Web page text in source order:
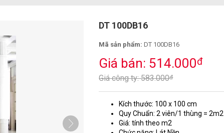
DT 100DB16
Mã sản phẩm: DT 100DB16
Giá bán: 514.000đ
Giá công ty: 583.000đ
Kích thước: 100 x 100 cm
Quy Chuẩn: 2 viên/1 thùng = 2m2
Giá: tính theo m2